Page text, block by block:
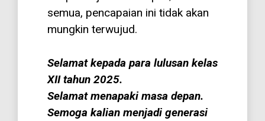
semua, pencapaian ini tidak akan
mungkin terwujud.
Selamat kepada para lulusan kelas
XII tahun 2025.
Selamat menapaki masa depan.
Semoga kalian menjadi generasi